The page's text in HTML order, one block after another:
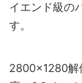
イエンド級の
す。
2800×1280解